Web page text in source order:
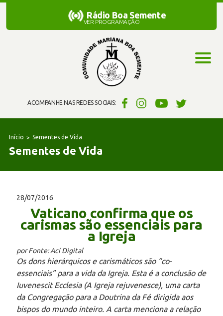
ACOMPANHE NAS REDES SOCIAIS:
Rádio Boa Semente
Rádio Boa Semente
VER PROGRAMAÇÃO
Início Sementes de Vida
Sementes de Vida
28/07/2016
Vaticano confirma que os
carismas são essenciais para
a Igreja
por Fonte: Aci Digital
Os dons hierárquicos e carismáticos são “co-
essenciais” para a vida da Igreja. Esta é a conclusão de
Iuvenescit Ecclesia (A Igreja rejuvenesce), uma carta
da Congregação para a Doutrina da Fé dirigida aos
bispos do mundo inteiro. A carta menciona a relação